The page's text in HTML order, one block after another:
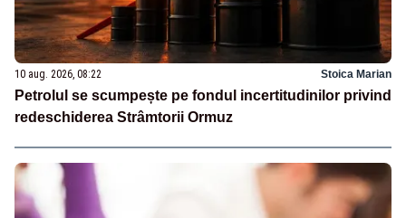
10 aug. 2026, 08:22 Stoica Marian
Petrolul se scumpește pe fondul incertitudinilor privind
redeschiderea Strâmtorii Ormuz